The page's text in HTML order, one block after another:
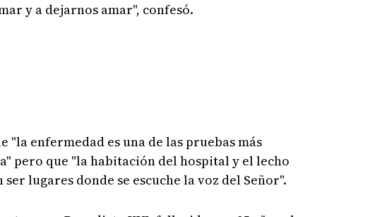
y a dejarnos amar", confesó.
"la enfermedad es una de las pruebas más
pero que "la habitación del hospital y el lecho
lugares donde se escuche la voz del Señor".